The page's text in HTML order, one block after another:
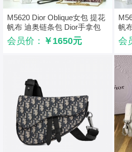
M5620 Dior Oblique女包 提花
帆布 迪奥链条包 Dior手拿包
酒红色
会员价： ￥1650元
帆
灰
会